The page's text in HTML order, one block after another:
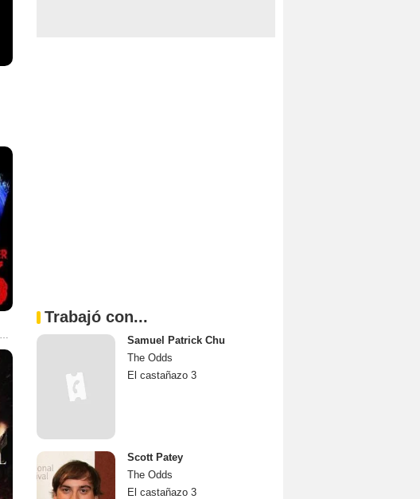
Trabajó con...
Samuel Patrick Chu
The Odds
El castañazo 3
Scott Patey
The Odds
El castañazo 3